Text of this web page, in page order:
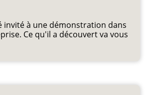
invité à une démonstration dans
Ce qu'il a découvert va vous